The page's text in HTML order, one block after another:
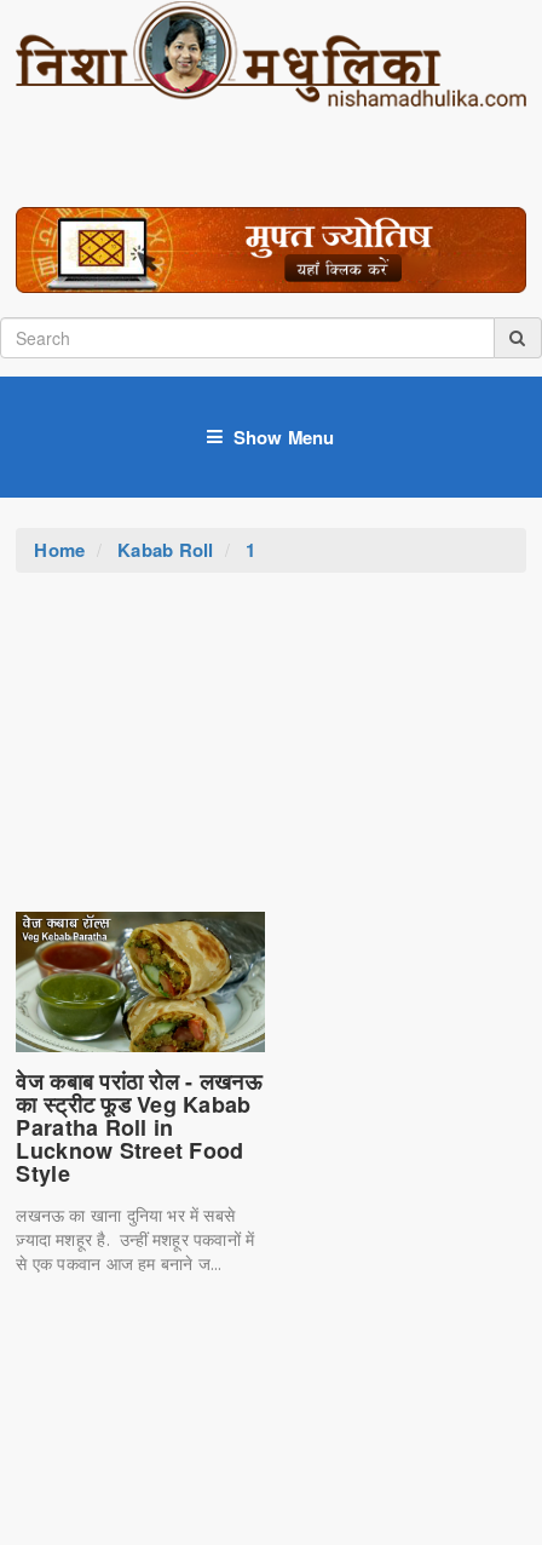
Show Menu
Home Kabab Roll 1
वेज कबाब परांठा रोल - लखनऊ
का स्ट्रीट फूड Veg Kabab
Paratha Roll in
Lucknow Street Food
Style
लखनऊ का खाना दुनिया भर में सबसे
ज़्यादा मशहूर है. उन्हीं मशहूर पकवानों में
से एक पकवान आज हम बनाने ज...